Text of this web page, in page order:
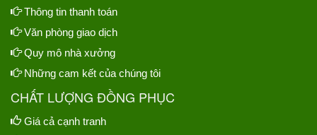
Thông tin thanh toán
Văn phòng giao dịch
Quy mô nhà xưởng
Những cam kết của chúng tôi
CHẤT LƯỢNG ĐỒNG PHỤC
Giá cả cạnh tranh